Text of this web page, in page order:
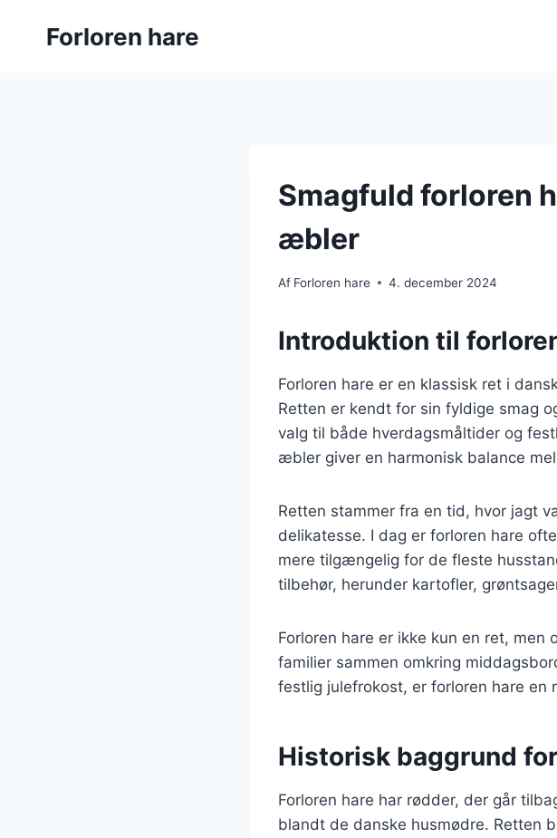
Forloren hare
Smagfuld forloren
æbler
Af Forloren hare 4. december 2024
Introduktion til
Forloren hare er en klassisk ret i
Retten er kendt for sin fyldige smag
valg til både hverdagsmåltider og
æbler giver en harmonisk balance
Retten stammer fra en tid, hvor jagt
delikatesse. I dag er forloren hare
mere tilgængelig for de fleste
tilbehør, herunder kartofler,
Forloren hare er ikke kun en ret,
familier sammen omkring
festlig julefrokost, er forloren hare
Historisk baggrund
Forloren hare har rødder, der går
blandt de danske husmødre. Retten